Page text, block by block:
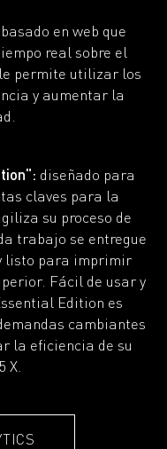
en web que
real sobre el
permite utilizar los
y aumentar la
diseñado para
claves para la
su proceso de
trabajo se entregue
listo para imprimir
Fácil de usar y
Edition es
cambiantes
la eficiencia de su
X.